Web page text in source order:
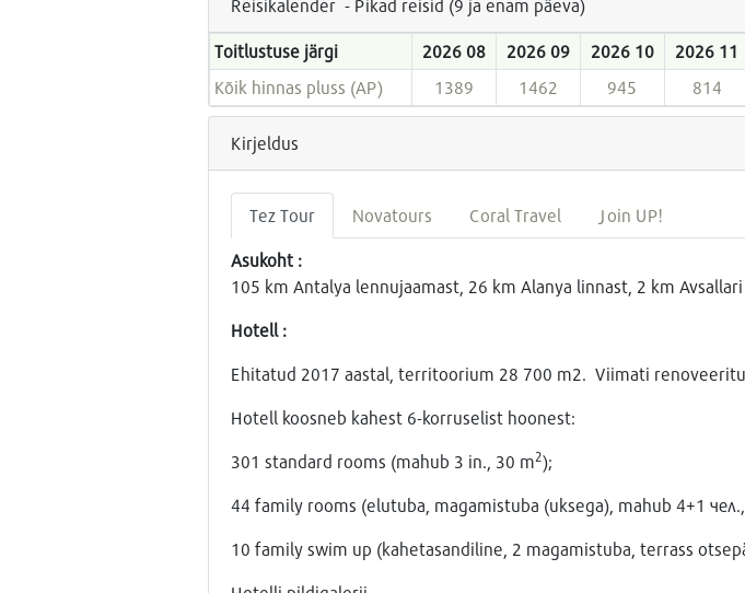
Reisikalender - Pikad reisid (9 ja enam päeva)
Toitlustuse järgi 2026 08 2026 09 2026 10 2026 11
Kõik hinnas pluss (AP)
1389 1462 945 814
Kirjeldus
Tez Tour Novatours Coral Travel Join UP!
Asukoht :
105 km Antalya lennujaamast, 26 km Alanya linnast, 2 km
Hotell :
Ehitatud 2017 aastal, territoorium 28 700 m2. Viimati
Hotell koosneb kahest 6-korruselist hoonest:
301 standard rooms (mahub 3 in., 30 m2);
44 family rooms (elutuba, magamistuba (uksega), mahub 4+1
10 family swim up (kahetasandiline, 2 magamistuba, terrass